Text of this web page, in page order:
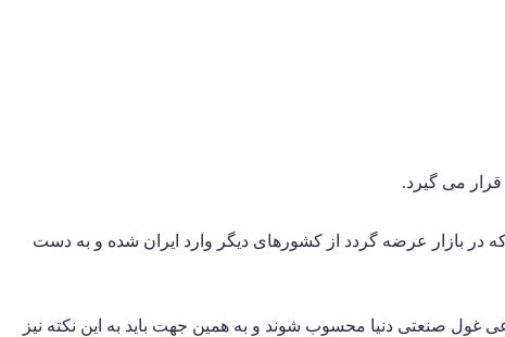
می گیرد.
در بازار عرضه گردد از کشورهای دیگر وارد ایران شده و به دست
غول صنعتی دنیا محسوب شوند و به همین جهت باید به این نکته نیز